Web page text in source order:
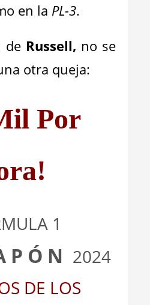
en la PL-3.
de Russell, no se
otra queja:
Por
1
P Ó N 2024
DE LOS